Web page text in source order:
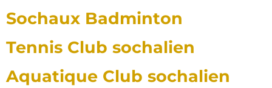
Sochaux Badminton
Tennis Club sochalien
Aquatique Club sochalien